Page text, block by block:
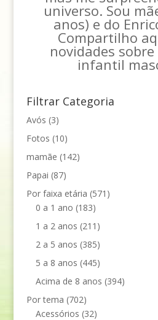
universo. Sou
anos) e do
Compartilho
novidades
infantil
Filtrar Categoria
Avós (3)
Fotos (10)
mamãe (142)
Papai (87)
Por faixa etária (571)
0 a 1 ano (183)
1 a 2 anos (211)
2 a 5 anos (385)
5 a 8 anos (445)
Acima de 8 anos (394)
Por tema (702)
Acessórios (32)